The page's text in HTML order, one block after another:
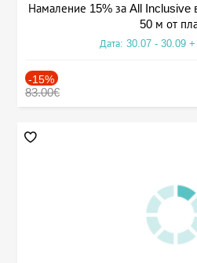
Намаление 15% за All Inclusive
50 м от
Дата: 30.07 - 30.09
-15%
83.00€